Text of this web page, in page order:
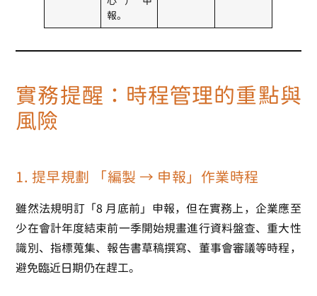
報。
實務提醒：時程管理的重點與
風險
1. 提早規劃 「編製 → 申報」作業時程
雖然法規明訂「8 月底前」申報，但在實務上，企業應至
少在會計年度結束前一季開始規畫進行資料盤查、重大性
識別、指標蒐集、報告書草稿撰寫、董事會審議等時程，
避免臨近日期仍在趕工。